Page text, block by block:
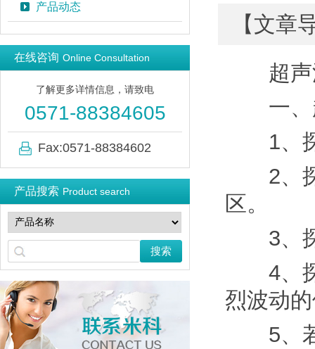
产品动态
在线咨询 Online Consultation
了解更多详情信息，请致电
0571-88384605
Fax:0571-88384602
产品搜索 Product search
【文章
超声波
一、
1、探
2、探
区。
3、探
4、探
烈波动
5、若